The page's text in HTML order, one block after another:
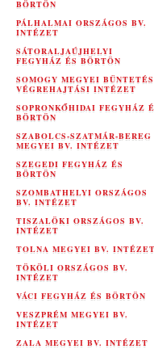
BÖRTÖN
PÁLHALMAI ORSZÁGOS BV.
INTÉZET
SÁTORALJAÚJHELYI
FEGYHÁZ ÉS BÖRTÖN
SOMOGY MEGYEI
VÉGREHAJTÁSI INTÉZET
SOPRONKŐHIDAI FEGYHÁZ
BÖRTÖN
SZABOLCS-SZATMÁR-BEREG
MEGYEI BV. INTÉZET
SZEGEDI FEGYHÁZ ÉS
BÖRTÖN
SZOMBATHELYI ORSZÁGOS
BV. INTÉZET
TISZALÖKI ORSZÁGOS BV.
INTÉZET
TOLNA MEGYEI BV. INTÉZET
TÖKÖLI ORSZÁGOS BV.
INTÉZET
VÁCI FEGYHÁZ ÉS BÖRTÖN
VESZPRÉM MEGYEI BV.
INTÉZET
ZALA MEGYEI BV. INTÉZET